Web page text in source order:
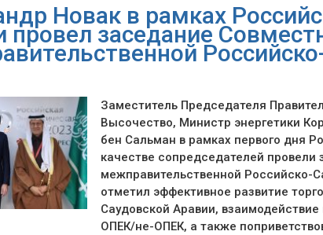
Новак в рамках
провел заседание
Заместитель Председателя
Высочество, Министр энергетики
бен Сальман в рамках первого дня
качестве сопредседателей провели
межправительственной Российско-
отметил эффективное развитие
Саудовской Аравии,
ОПЕК/не-ОПЕК, а также